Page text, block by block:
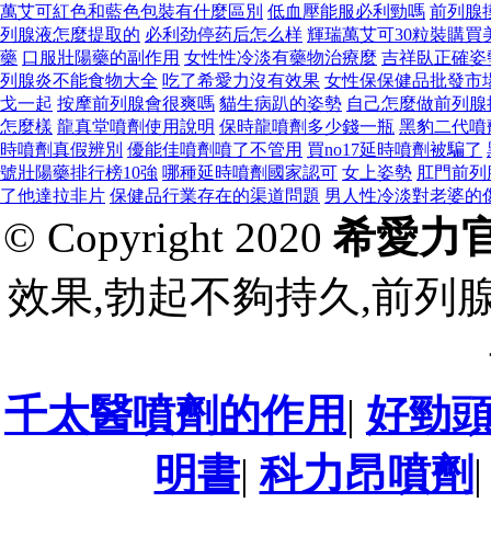
萬艾可紅色和藍色包裝有什麼區別 低血壓能服必利勁嗎 前列腺
列腺液怎麼提取的 必利劲停药后怎么样 輝瑞萬艾可30粒裝購買
藥 口服壯陽藥的副作用 女性性冷淡有藥物治療麼 吉祥臥正確姿
列腺炎不能食物大全 吃了希愛力沒有效果 女性保保健品批發市
戈一起 按摩前列腺會很爽嗎 貓生病趴的姿勢 自己怎麼做前列
怎麼樣 龍真堂噴劑使用說明 保時龍噴劑多少錢一瓶 黑豹二代
時噴劑真假辨別 優能佳噴劑噴了不管用 買no17延時噴劑被騙了
號壯陽藥排行榜10強 哪種延時噴劑國家認可 女上姿勢 肛門前
了他達拉非片 保健品行業存在的渠道問題 男人性冷淡對老婆的
© Copyright 2020 希愛力
效果,勃起不夠持久,前列
千太醫噴劑的作用 | 好勁
明書|科力昂噴劑